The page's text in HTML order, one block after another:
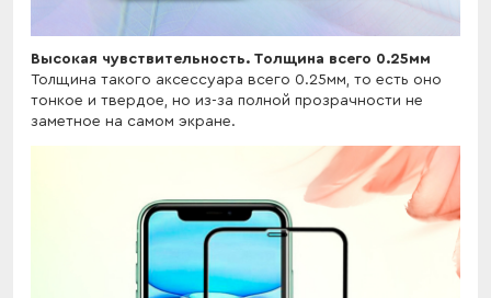
Высокая чувствительность. Толщина всего 0.25мм
Толщина такого аксессуара всего 0.25мм, то есть оно
тонкое и твердое, но из-за полной прозрачности не
заметное на самом экране.